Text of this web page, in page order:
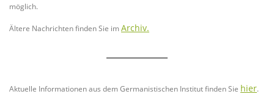
möglich.
Ältere Nachrichten finden Sie imArchiv.
Aktuelle Informationen aus dem Germanistischen Institut finden Sie hier.